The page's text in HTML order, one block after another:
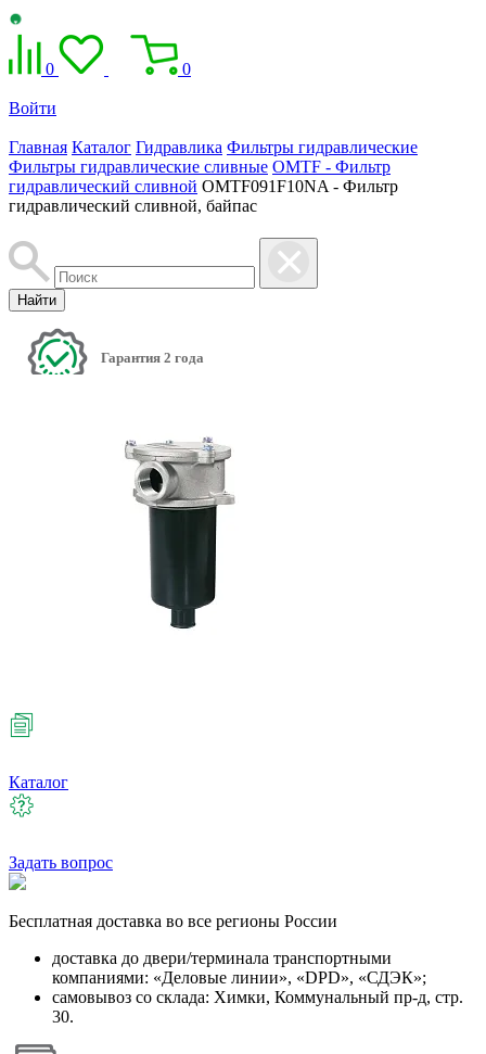
0 0
Войти
Главная Каталог Гидравлика Фильтры гидравлические
Фильтры гидравлические сливные OMTF - Фильтр
гидравлический сливной OMTF091F10NA - Фильтр
гидравлический сливной, байпас
Найти
Гарантия 2 года
Каталог
Задать вопрос
Бесплатная доставка во все регионы России
доставка до двери/терминала транспортными
компаниями: «Деловые линии», «DPD», «СДЭК»;
самовывоз со склада: Химки, Коммунальный пр-д, стр.
30.